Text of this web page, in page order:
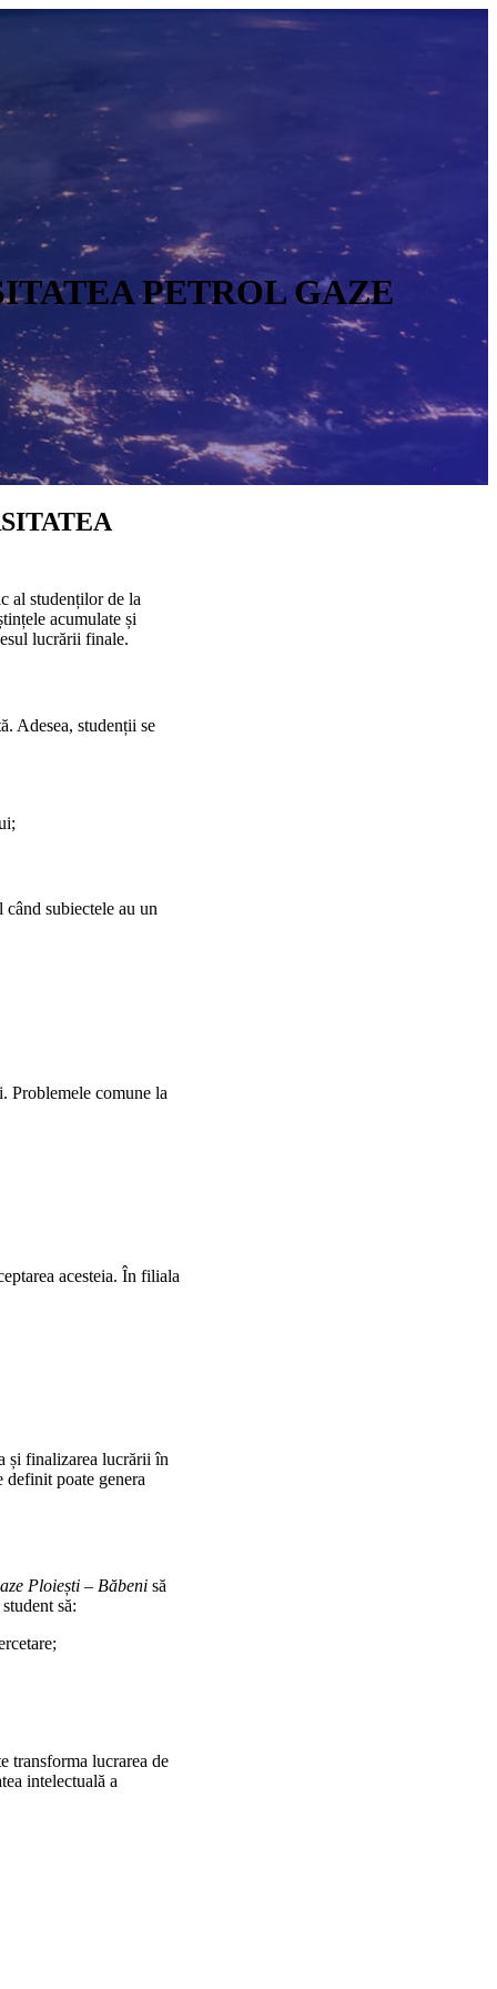
PETROL GAZE
al studenților de la
acumulate și
lucrării finale.
Adesea, studenții se
subiectele au un
Problemele comune la
acesteia. În filiala
și finalizarea lucrării în
definit poate genera
Ploiești – Băbeni să
să:
transforma lucrarea de
intelectuală a